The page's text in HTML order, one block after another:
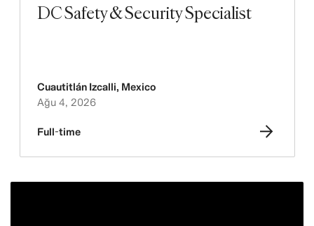
DC Safety & Security Specialist
Cuautitlán Izcalli, Mexico
Ağu 4, 2026
Full-time